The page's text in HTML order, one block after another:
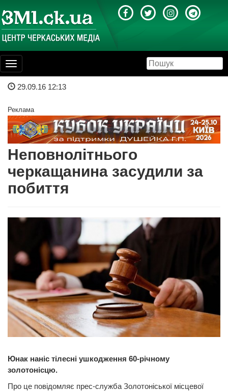
Toggle
navigation
29.09.16 12:13
Реклама
Неповнолітнього
черкащанина засудили за
побиття
Юнак наніс тілесні ушкодження 60-річному
золотонісцю.
Про це повідомляє прес-служба Золотоніської місцевої